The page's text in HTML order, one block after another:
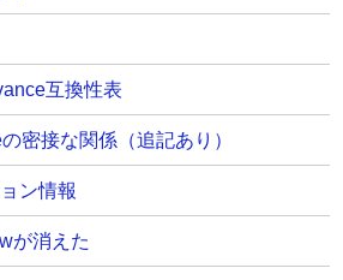
互換性表
密接な関係（追記あり）
ン情報
が消えた